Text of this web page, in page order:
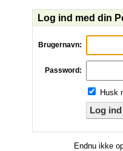
Log ind med din
Brugernavn:
Password:
Husk
Log ind
Endnu ikke